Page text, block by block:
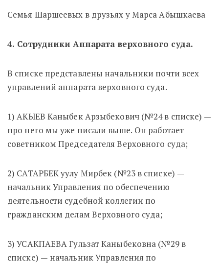
Семья Шаршеевых в друзьях у Марса Абышкаева
4. Сотрудники Аппарата верховного суда.
В списке представлены начальники почти всех
управлений аппарата верховного суда.
1) АКЫЕВ Каныбек Арзыбекович (№24 в списке) —
про него мы уже писали выше. Он работает
советником Председателя Верховного суда;
2) САТАРБЕК уулу Мирбек (№23 в списке) —
начальник Управления по обеспечению
деятельности судебной коллегии по
гражданским делам Верховного суда;
3) УСАКПАЕВА Гульзат Каныбековна (№29 в
списке) — начальник Управления по